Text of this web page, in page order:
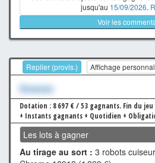
jusqu'au 15/09/2026.
Voir les
Replier (provis.) Affichage
Xxxxxxx
Dotation : 8 697 € / 53 gagnants. Fin du
+ Instants gagnants + Quotidien +
Les lots à gagner
Au tirage au sort : 3 robots